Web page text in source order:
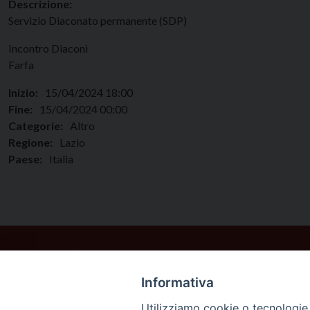
Descrizione:
Servizio Diaconato permanente (SDP)
Incontro Diaconi
Farfa
Inizio:
15/04/2024 18:00
Fine:
15/04/2024 00:00
Categorie:
Altro
Regione:
Lazio
Paese:
Italia
Informativa